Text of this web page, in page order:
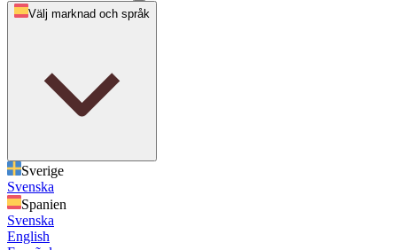
Välj marknad och språk
Sverige
Svenska
Spanien
Svenska
English